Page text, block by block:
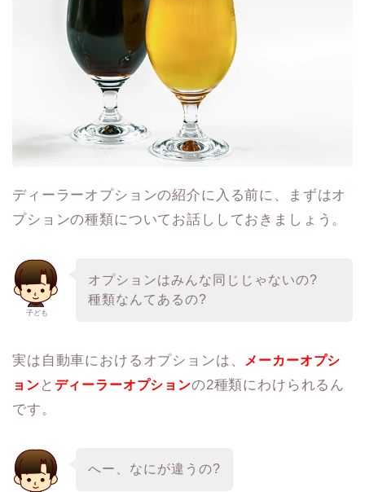
ディーラーオプションの紹介に入る前に、まずはオ
プションの種類についてお話ししておきましょう。
子ども
オプションはみんな同じじゃないの?
種類なんてあるの?
実は自動車におけるオプションは、
メーカーオプシ
ョン と ディーラーオプションの2種類にわけられるん
です。
へー、なにが違うの?